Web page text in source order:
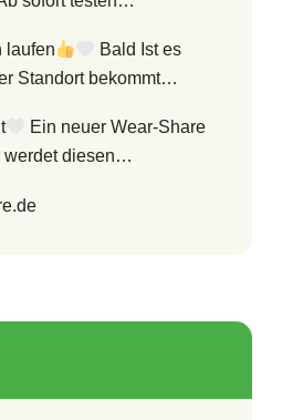
laufen
Bald Ist es
Standort bekommt…
Ein neuer Wear-Share
werdet diesen…